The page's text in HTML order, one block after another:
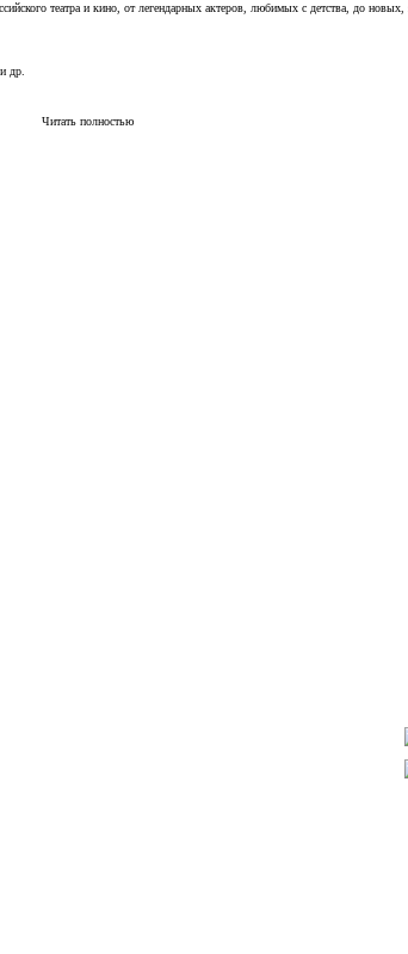
театра и кино, от легендарных актеров, любимых с детства, до
др.
Читать полностью